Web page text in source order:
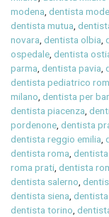
modena,dentista
dentista mutua,
novara,dentista olbia,
ospedale,dentista
parma,dentista pavia,
dentista pediatrico
milano,dentista per
dentista piacenza,
pordenone,dentista
dentista reggio emilia,
dentista roma,
roma prati,dentista
dentista salerno,
dentista siena,
dentista torino,